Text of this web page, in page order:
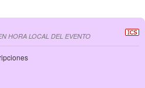
HORA LOCAL DEL EVENTO